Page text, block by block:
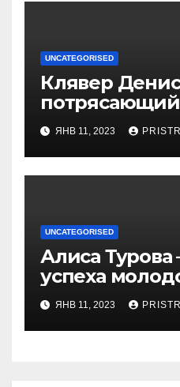
UNCATEGORISED
Клявер
потрясающий
миллионов
узнайте обо
нужно знать
жизни!
ЯНВ 11, 2023
UNCATEGORISED
Алиса
успеха
которая
мир своим
ЯНВ 11, 2023